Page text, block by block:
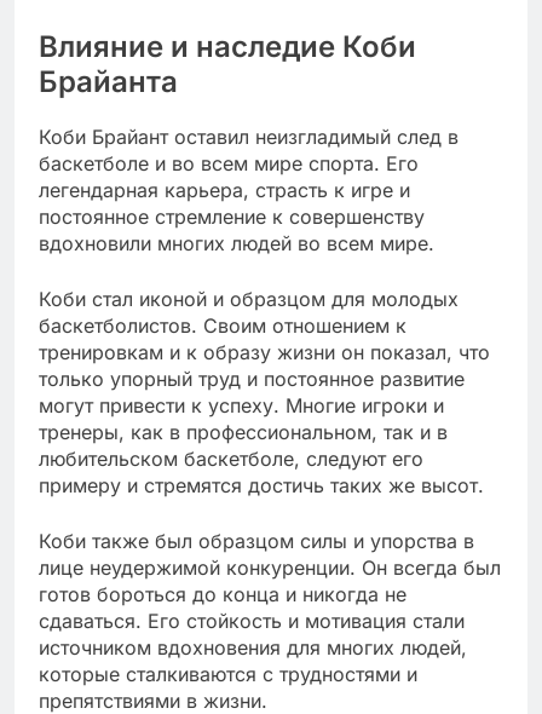
Влияние и наследие Коби
Брайанта
Коби Брайант оставил неизгладимый след в
баскетболе и во всем мире спорта. Его
легендарная карьера, страсть к игре и
постоянное стремление к совершенству
вдохновили многих людей во всем мире.
Коби стал иконой и образцом для молодых
баскетболистов. Своим отношением к
тренировкам и к образу жизни он показал, что
только упорный труд и постоянное развитие
могут привести к успеху. Многие игроки и
тренеры, как в профессиональном, так и в
любительском баскетболе, следуют его
примеру и стремятся достичь таких же высот.
Коби также был образцом силы и упорства в
лице неудержимой конкуренции. Он всегда был
готов бороться до конца и никогда не
сдаваться. Его стойкость и мотивация стали
источником вдохновения для многих людей,
которые сталкиваются с трудностями и
препятствиями в жизни.